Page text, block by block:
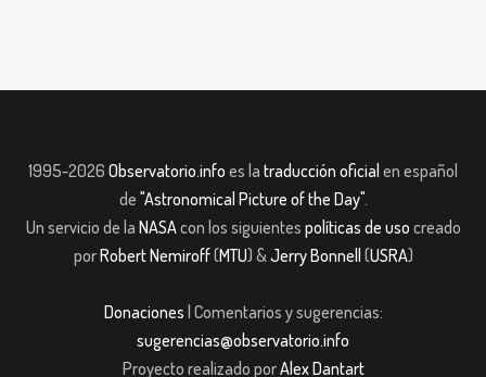
1995-2026 Observatorio.info es la traducción oficial en español
de "Astronomical Picture of the Day".
Un servicio de la NASAcon los siguientes políticas de uso creado
porRobert Nemiroff(MTU) &Jerry Bonnell (USRA)
Donaciones | Comentarios y sugerencias:
sugerencias@observatorio.info
Proyecto realizado porAlex Dantart